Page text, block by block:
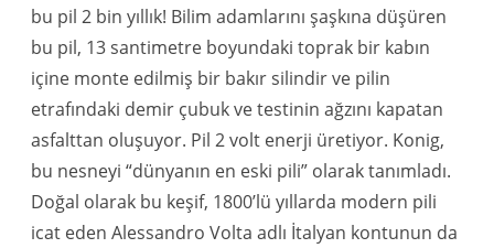
bu pil 2 bin yıllık! Bilim adamlarını şaşkına düşüren
bu pil, 13 santimetre boyundaki toprak bir kabın
içine monte edilmiş bir bakır silindir ve pilin
etrafındaki demir çubuk ve testinin ağzını kapatan
asfalttan oluşuyor. Pil 2 volt enerji üretiyor. Konig,
bu nesneyi “dünyanın en eski pili” olarak tanımladı.
Doğal olarak bu keşif, 1800’lü yıllarda modern pili
icat eden Alessandro Volta adlı İtalyan kontunun da